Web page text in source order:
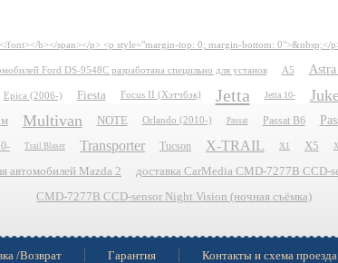
font></b></span></p> <p style="margin-top: 0; margin-bottom: 0">&nbsp;</
Ford DS-9548C разработана специльно для установ A5
Epica (2006-) Fiesta Focus II (Хэтчбэк) Jetta Jetta 10- Juke
Multivan NOTE Orlando (2010-) Passat Passat B6
Trail Blaser Transporter Tucson X-TRAIL X1 X5
автомобилей Mazda 2
доставка CarMedia CMD-7277B CCD-
CMD-7277B CCD-sensor Night Vision (ночная съёмка)
/Возврат Гарантия Контакты и схема проезда